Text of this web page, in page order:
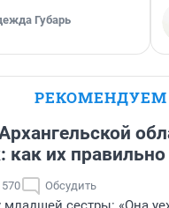
Губарь
РЕКОМЕНДУЕМ
как их
570 Обсудить